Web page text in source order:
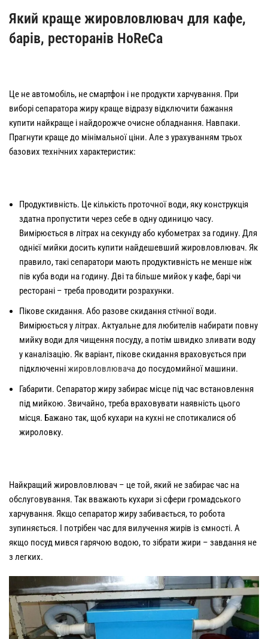
Який краще жировловлювач для кафе,
барів, ресторанів HoReCa
Це не автомобіль, не смартфон і не продукти харчування. При
виборі сепаратора жиру краще відразу відключити бажання
купити найкраще і найдорожче очисне обладнання. Навпаки.
Прагнути краще до мінімальної ціни. Але з урахуванням трьох
базових технічних характеристик:
Продуктивність. Це кількість проточної води, яку конструкція
здатна пропустити через себе в одну одиницю часу.
Вимірюється в літрах на секунду або кубометрах за годину. Для
однієї мийки досить купити найдешевший жировловлювач. Як
правило, такі сепаратори мають продуктивність не менше ніж
пів куба води на годину. Дві та більше мийок у кафе, барі чи
ресторані – треба проводити розрахунки.
Пікове скидання. Або разове скидання стічної води.
Вимірюється у літрах. Актуальне для любителів набирати повну
мийку води для чищення посуду, а потім швидко зливати воду
у каналізацію. Як варіант, пікове скидання враховується при
підключенніжировловлювачадо посудомийної машини.
Габарити. Сепаратор жиру забирає місце під час встановлення
під мийкою. Звичайно, треба враховувати наявність цього
місця. Бажано так, щоб кухари на кухні не спотикалися об
жироловку.
Найкращий жировловлювач – це той, який не забирає час на
обслуговування. Так вважають кухари зі сфери громадського
харчування. Якщо сепаратор жиру забивається, то робота
зупиняється. І потрібен час для вилучення жирів із ємності. А
якщо посуд мився гарячою водою, то зібрати жири – завдання не
з легких.